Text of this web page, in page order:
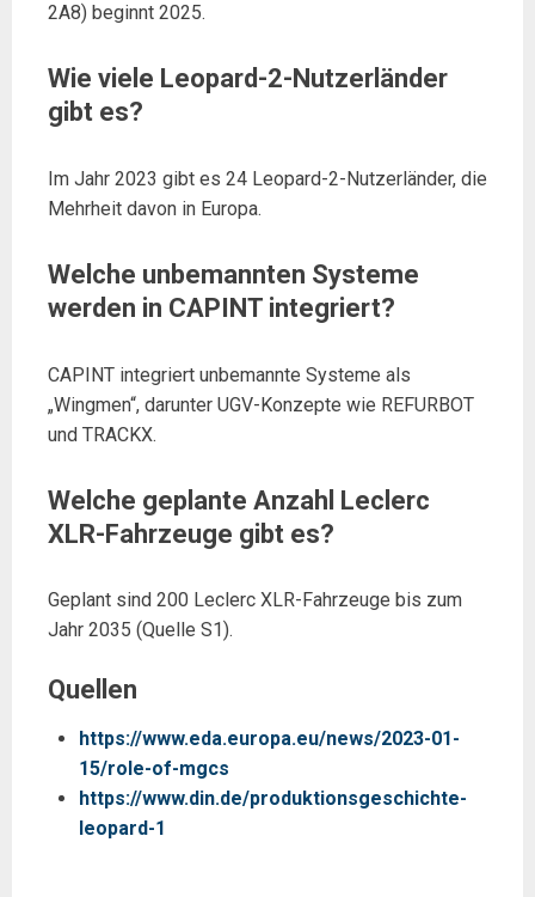
2A8) beginnt 2025.
Wie viele Leopard-2-Nutzerländer
gibt es?
Im Jahr 2023 gibt es 24 Leopard-2-Nutzerländer, die
Mehrheit davon in Europa.
Welche unbemannten Systeme
werden in CAPINT integriert?
CAPINT integriert unbemannte Systeme als
„Wingmen“, darunter UGV-Konzepte wie REFURBOT
und TRACKX.
Welche geplante Anzahl Leclerc
XLR-Fahrzeuge gibt es?
Geplant sind 200 Leclerc XLR-Fahrzeuge bis zum
Jahr 2035 (Quelle S1).
Quellen
https://www.eda.europa.eu/news/2023-01-
15/role-of-mgcs
https://www.din.de/produktionsgeschichte-
leopard-1